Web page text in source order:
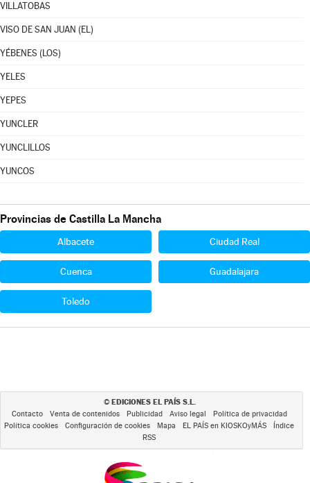
VILLATOBAS
VISO DE SAN JUAN (EL)
YÉBENES (LOS)
YELES
YEPES
YUNCLER
YUNCLILLOS
YUNCOS
Provincias de Castilla La Mancha
Albacete Ciudad Real
Cuenca Guadalajara
Toledo
© EDICIONES EL PAÍS S.L.
Contacto Venta de contenidos Publicidad Aviso legal
Política de privacidad
Política cookies
Configuración de cookies Mapa EL PAÍS en KIOSKOyMÁS
Índice
RSS